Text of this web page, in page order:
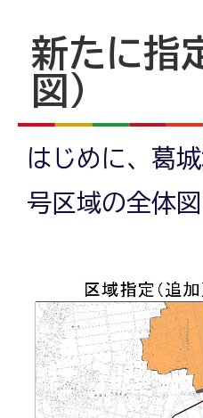
新たに指
図）
はじめに、葛
号区域の全体